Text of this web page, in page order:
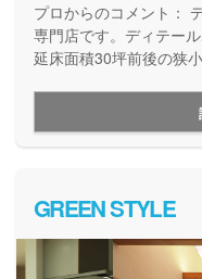
プロからのコメント：
専門店です。ディテー
延床面積30坪前後の狭
こそ快適な住まいが実
GREEN STYLE